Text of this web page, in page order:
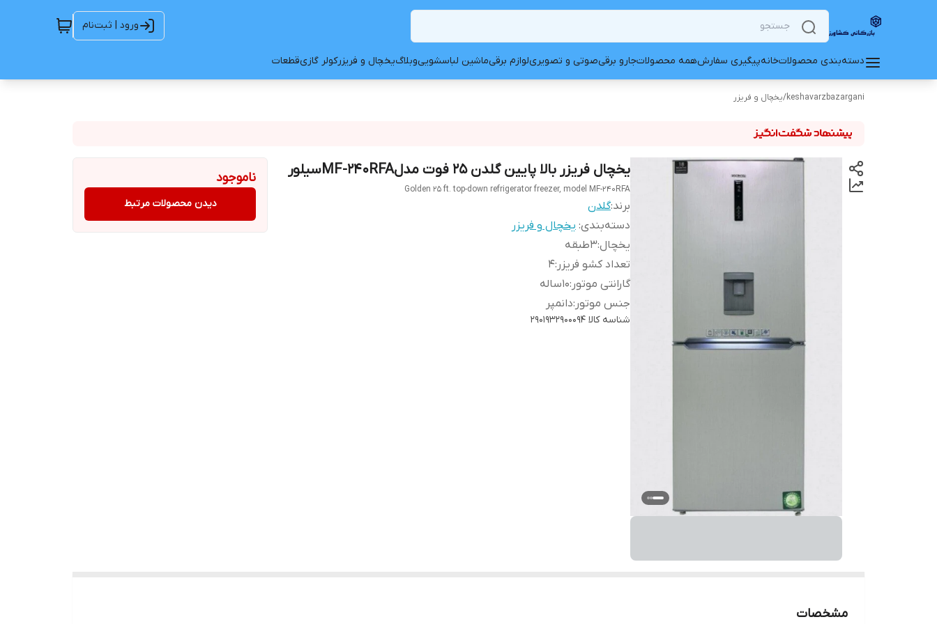
ورود | ثبت‌نام
دسته‌بندی محصولاتخانهپیگیری سفارشهمه محصولاتجارو برقیصوتی و تصویریلوازم برقیماشین لباسشوییوبلاگیخچال و فریزرکولر گازیقطعات
keshavarzbazargani
/یخچال و فریزر
یخچال فریزر بالا پایین گلدن 25 فوت مدلMF-240RFAسیلور
Golden 25 ft. top-down refrigerator freezer, model MF-240RFA
برند:گلدن
دسته‌بندی: یخچال و فریزر
یخچال:3طبقه
تعداد کشو فریزر :
4
گارانتی موتور :10ساله
جنس موتور :دانمپر
شناسه کالا 2901932900094
ناموجود
دیدن محصولات مرتبط
مشخصات